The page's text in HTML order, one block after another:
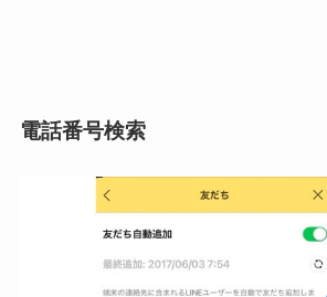
電話番号検索